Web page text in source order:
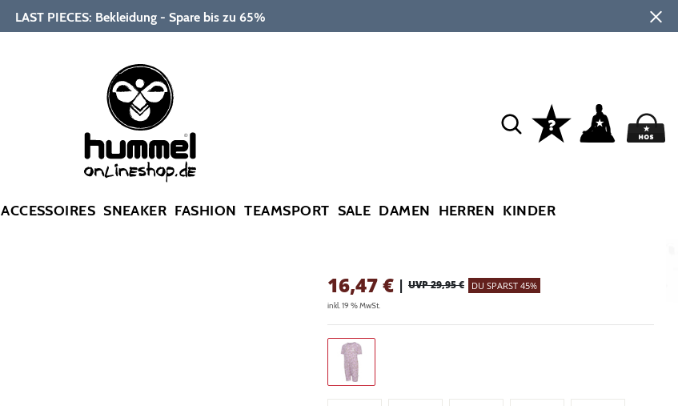
LAST PIECES: Bekleidung - Spare bis zu 65%
ACCESSOIRES SNEAKER FASHION TEAMSPORT SALE DAMEN HERREN KINDER
16,47€ | UVP 29,95 € DU SPARST 45%
inkl. 19 % MwSt.